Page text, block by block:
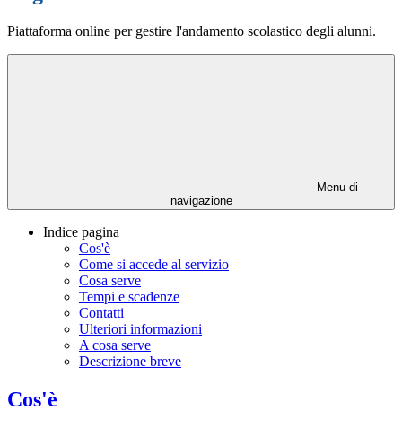
Piattaforma online per gestire l'andamento scolastico degli alunni.
Menu di
navigazione
Indice pagina
Cos'è
Come si accede al servizio
Cosa serve
Tempi e scadenze
Contatti
Ulteriori informazioni
A cosa serve
Descrizione breve
Cos'è